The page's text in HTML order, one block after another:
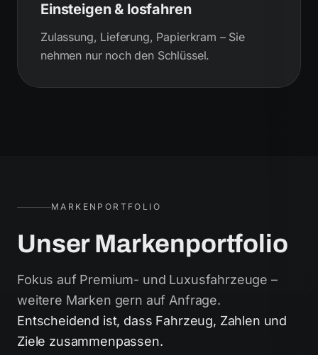
Einsteigen & losfahren
Zulassung, Lieferung, Papierkram – Sie
nehmen nur noch den Schlüssel.
MARKENPORTFOLIO
Unser Markenportfolio
Fokus auf Premium- und Luxusfahrzeuge –
weitere Marken gern auf Anfrage.
Entscheidend ist, dass Fahrzeug, Zahlen und
Ziele zusammenpassen.